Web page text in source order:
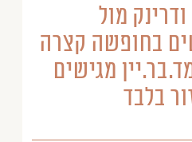
מול
בחופשה קצרה
מגישים
בלבד